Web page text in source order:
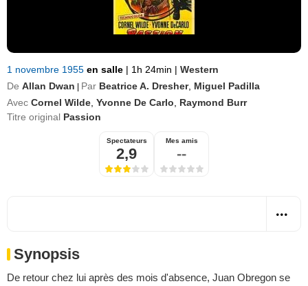
1 novembre 1955 en salle | 1h 24min | Western
De Allan Dwan Par Beatrice A. Dresher, Miguel Padilla
Avec Cornel Wilde Yvonne De Carlo
Raymond Burr
Titre original Passion
Spectateurs
2,9
Mes amis
--
Synopsis
De retour chez lui après des mois d'absence, Juan Obregon se